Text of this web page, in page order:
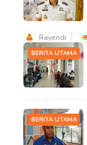
Rayendi
BERITA UTAMA
BERITA UTAMA